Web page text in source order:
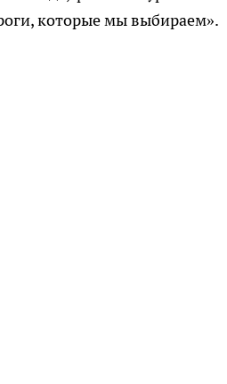
которые мы выбираем».